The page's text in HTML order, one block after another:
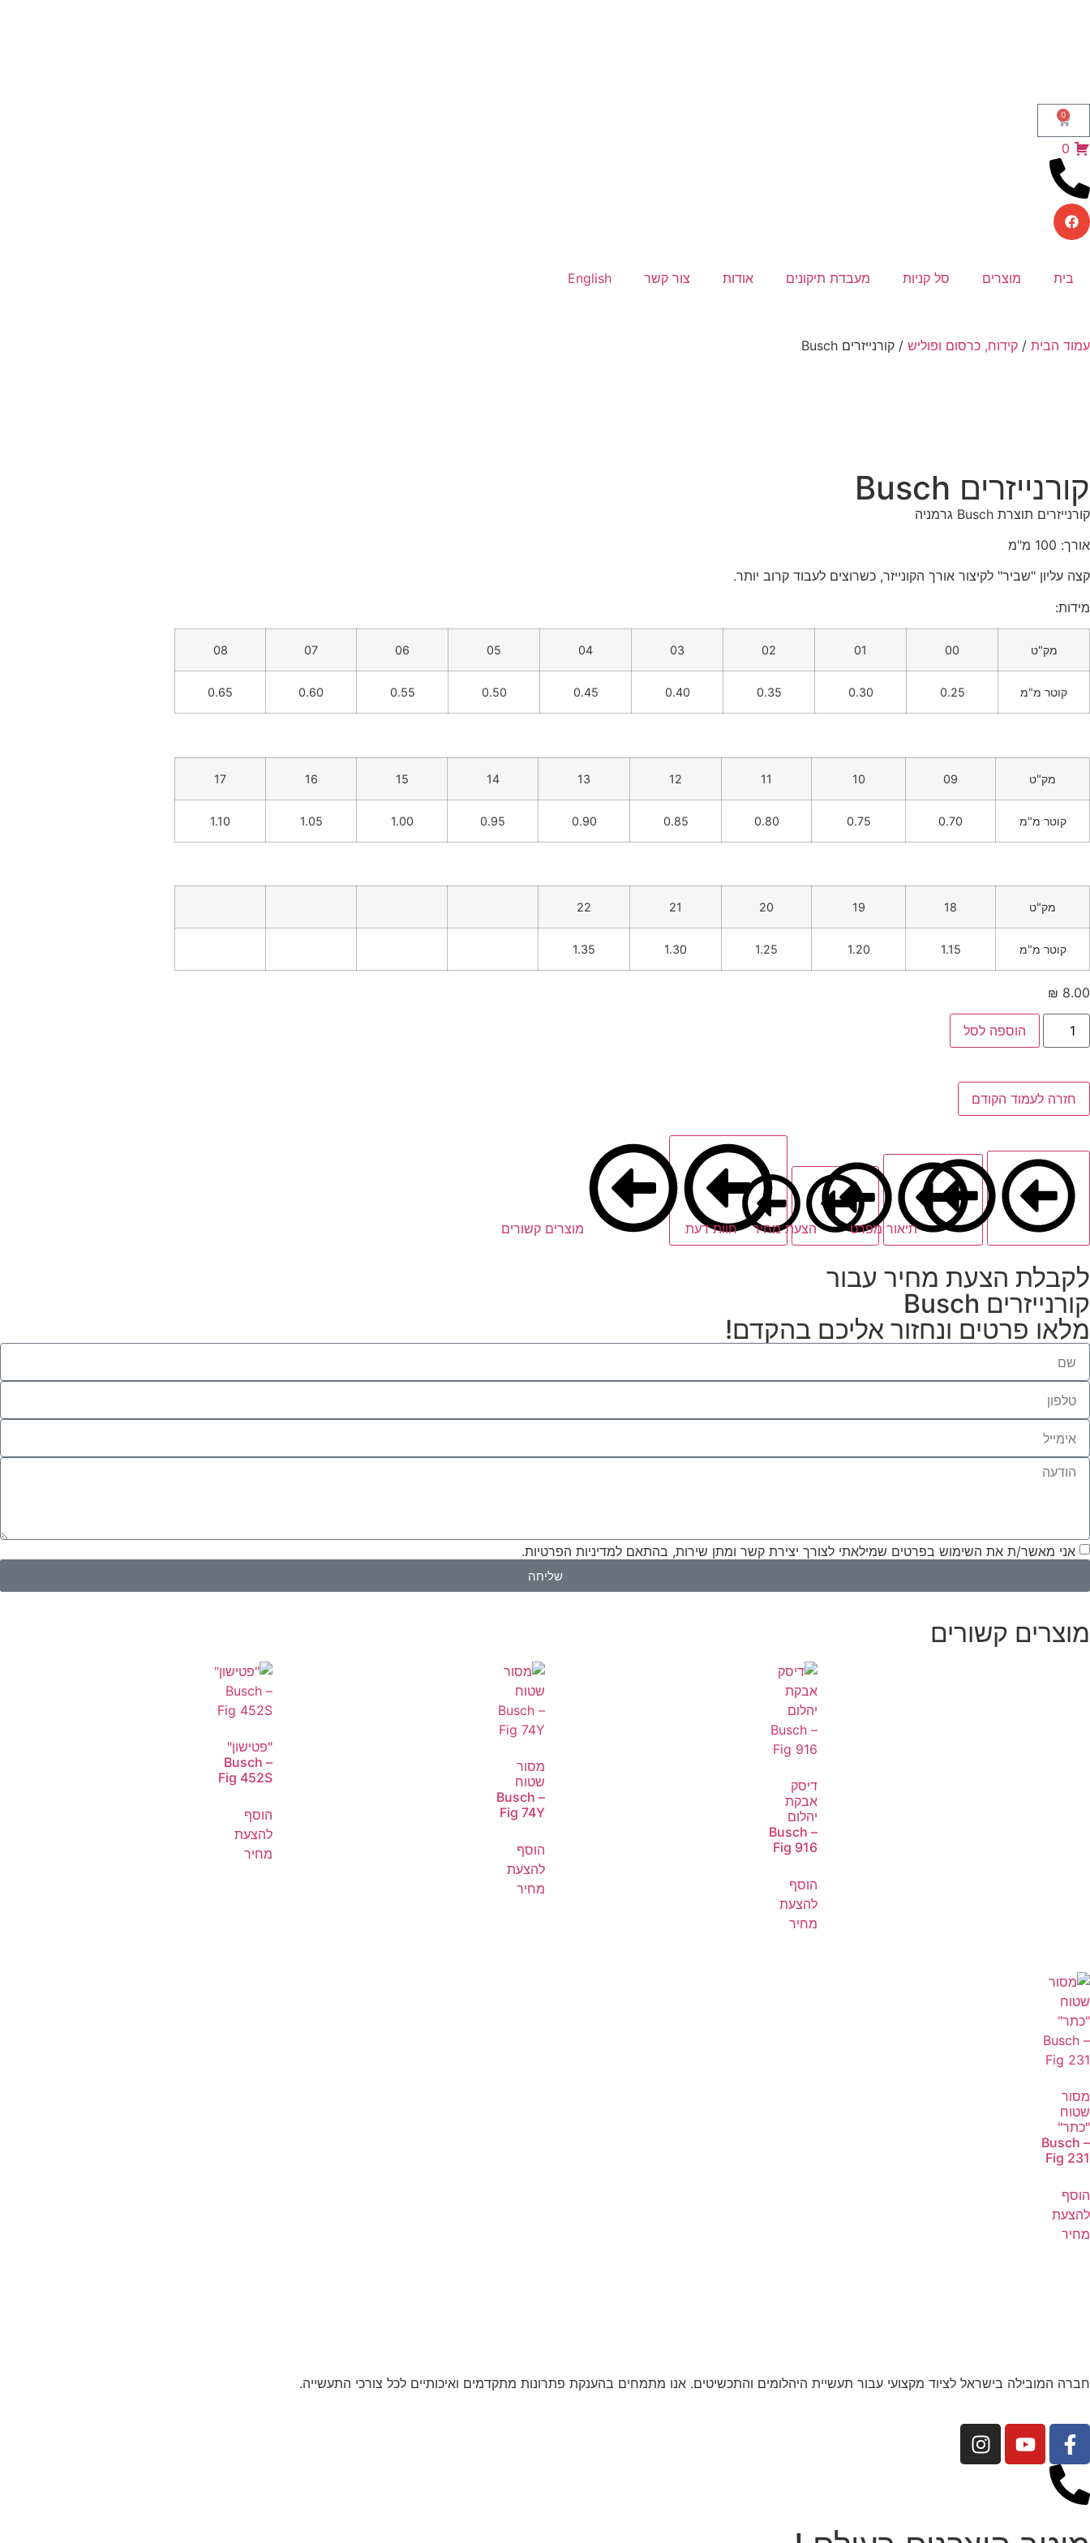
0
0
בית מוצרים סל קניות מעבדת תיקונים אודות צור קשר English
עמוד הבית / קידוח, כרסום ופוליש / קורנייזרים Busch
קורנייזרים Busch
קורנייזרים תוצרת Busch גרמניה
אורך: 100 מ"מ
קצה עליון "שביר" לקיצור אורך הקונייזר, כשרוצים לעבוד קרוב יותר.
מידות:
מק"ט 00
01
02
03
04
05
06
07
08
קוטר מ"מ 0.25
0.30
0.35
0.40
0.45
0.50
0.55
0.60
0.65
מק"ט 09
10
11
12
13
14
15
16
17
קוטר מ"מ 0.70
0.75
0.80
0.85
0.90
0.95
1.00
1.05
1.10
מק"ט 18
19
20
21
22
קוטר מ"מ 1.15
1.20
1.25
1.30
1.35
₪ 8.00
הוספה לסל
חזרה לעמוד הקודם
תיאור מפרט הצעת מחיר חוות דעת מוצרים קשורים
לקבלת הצעת מחיר עבור
קורנייזרים Busch
מלאו פרטים ונחזור אליכם בהקדם!
אני מאשר/ת את השימוש בפרטים שמילאתי לצורך יצירת קשר ומתן שירות, בהתאם למדיניות הפרטיות.
שליחה
מוצרים קשורים
דיסק
אבקת
יהלום
Busch –
Fig 916
הוסף
להצעת
מחיר
מסור
שטוח
Busch –
Fig 74Y
הוסף
להצעת
מחיר
"פטישון"
Busch –
Fig 452S
הוסף
להצעת
מחיר
מסור
שטוח
"כתר"
Busch –
Fig 231
הוסף
להצעת
מחיר
חברה המובילה בישראל לציוד מקצועי עבור תעשיית היהלומים והתכשיטים. אנו מתמחים בהענקת פתרונות מתקדמים ואיכותיים לכל צורכי התעשייה.